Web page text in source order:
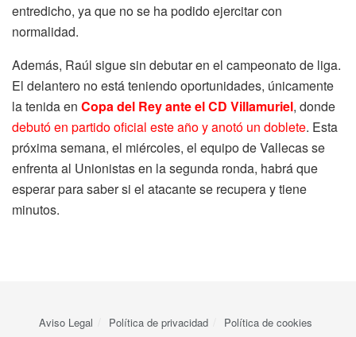
entredicho, ya que no se ha podido ejercitar con
normalidad.
Además, Raúl sigue sin debutar en el campeonato de liga.
El delantero no está teniendo oportunidades, únicamente
la tenida en Copa del Rey ante el CD Villamuriel, donde
debutó en partido oficial este año y anotó un doblete. Esta
próxima semana, el miércoles, el equipo de Vallecas se
enfrenta al Unionistas en la segunda ronda, habrá que
esperar para saber si el atacante se recupera y tiene
minutos.
Aviso Legal Política de privacidad Política de cookies